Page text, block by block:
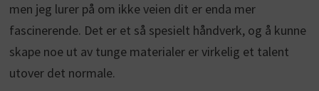
men jeg lurer på om ikke veien dit er enda mer
fascinerende. Det er et så spesielt håndverk, og å kunne
skape noe ut av tunge materialer er virkelig et talent
utover det normale.